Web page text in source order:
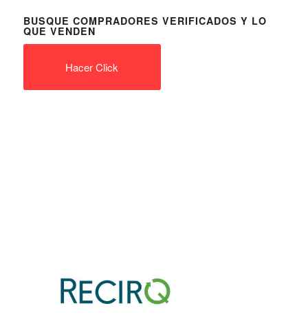
BUSQUE COMPRADORES VERIFICADOS Y LO
QUE VENDEN
Hacer Click